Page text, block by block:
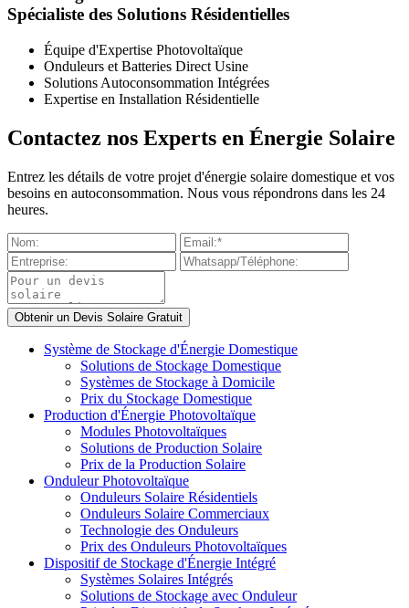
Spécialiste des Solutions Résidentielles
Équipe d'Expertise Photovoltaïque
Onduleurs et Batteries Direct Usine
Solutions Autoconsommation Intégrées
Expertise en Installation Résidentielle
Contactez nos Experts en Énergie Solaire
Entrez les détails de votre projet d'énergie solaire domestique et vos
besoins en autoconsommation. Nous vous répondrons dans les 24
heures.
Système de Stockage d'Énergie Domestique
Solutions de Stockage Domestique
Systèmes de Stockage à Domicile
Prix du Stockage Domestique
Production d'Énergie Photovoltaïque
Modules Photovoltaïques
Solutions de Production Solaire
Prix de la Production Solaire
Onduleur Photovoltaïque
Onduleurs Solaire Résidentiels
Onduleurs Solaire Commerciaux
Technologie des Onduleurs
Prix des Onduleurs Photovoltaïques
Dispositif de Stockage d'Énergie Intégré
Systèmes Solaires Intégrés
Solutions de Stockage avec Onduleur